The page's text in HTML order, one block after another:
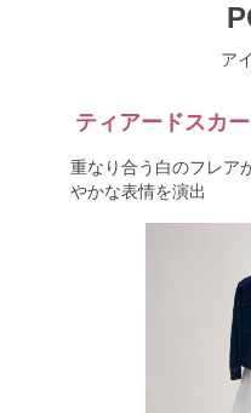
ア
ティアードスカ
重なり合う白のフレア
やかな表情を演出